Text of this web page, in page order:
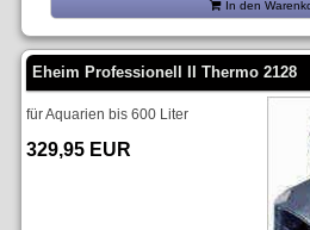
In den
Eheim Professionell II Thermo 2128
für Aquarien bis 600 Liter
329,95 EUR